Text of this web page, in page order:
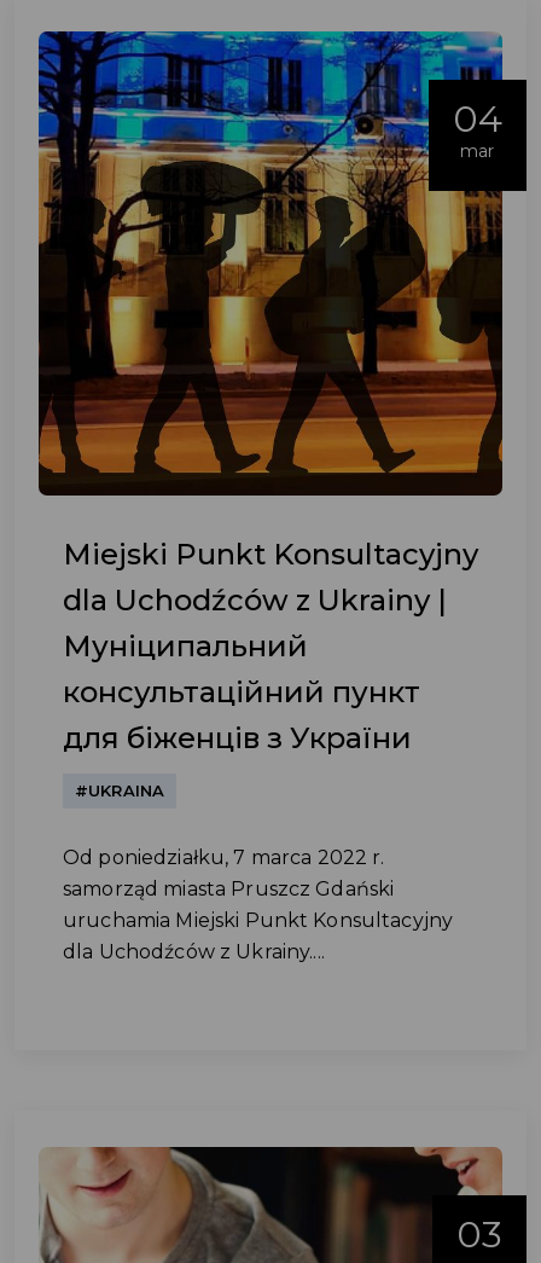
04
mar
Miejski Punkt Konsultacyjny
dla Uchodźców z Ukrainy |
Муніципальний
консультаційний пункт
для біженців з України
#UKRAINA
Od poniedziałku, 7 marca 2022 r.
samorząd miasta Pruszcz Gdański
uruchamia Miejski Punkt Konsultacyjny
dla Uchodźców z Ukrainy....
03